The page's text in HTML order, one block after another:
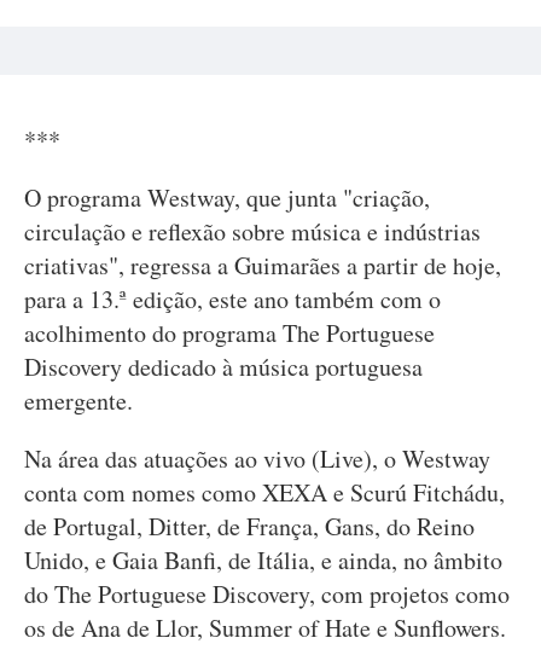
***
O programa Westway, que junta "criação,
circulação e reflexão sobre música e indústrias
criativas", regressa a Guimarães a partir de hoje,
para a 13.ª edição, este ano também com o
acolhimento do programa The Portuguese
Discovery dedicado à música portuguesa
emergente.
Na área das atuações ao vivo (Live), o Westway
conta com nomes como XEXA e Scurú Fitchádu,
de Portugal, Ditter, de França, Gans, do Reino
Unido, e Gaia Banfi, de Itália, e ainda, no âmbito
do The Portuguese Discovery, com projetos como
os de Ana de Llor, Summer of Hate e Sunflowers.